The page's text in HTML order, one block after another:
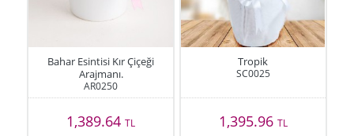
Bahar Esintisi Kır Çiçeği
Arajmanı.
AR0250
1,389.64TL
Tropik
SC0025
1,395.96 TL